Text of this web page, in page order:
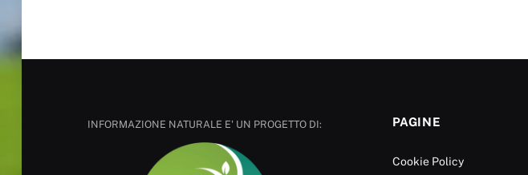
INFORMAZIONE NATURALE E' UN PROGETTO DI: PAGINE
Cookie Policy